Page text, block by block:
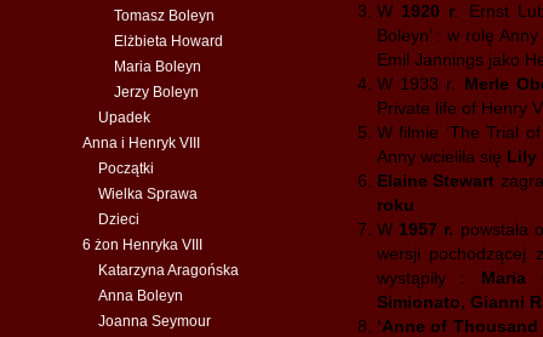
W 1920 r . Ernst
Boleyn’ : w rolę
Emil Jannings jako
W 1933 r. Merle
Private life of Henry
W filmie ‘The Trial
Anny wcieliła się Lily
Elaine Stewart
roku
W 1957 r. powstała
wersji pochodzącej
wystąpiły : Maria
Simionato, Gianni
‘Anne of Thousand
Tomasz Boleyn
Elżbieta Howard
Maria Boleyn
Jerzy Boleyn
Upadek
Anna i Henryk VIII
Początki
Wielka Sprawa
Dzieci
6 żon Henryka VIII
Katarzyna Aragońska
Anna Boleyn
Joanna Seymour